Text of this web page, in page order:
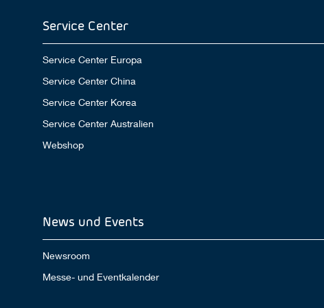
Service Center
Service Center Europa
Service Center China
Service Center Korea
Service Center Australien
Webshop
News und Events
Newsroom
Messe- und Eventkalender